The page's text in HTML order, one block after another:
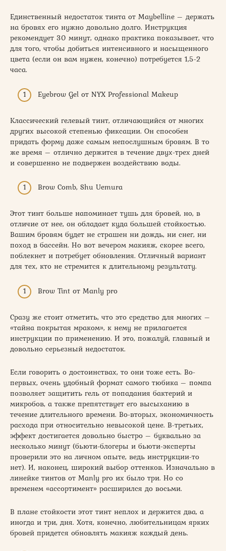
Единственный недостаток тинта от Maybelline – держать
на бровях его нужно довольно долго. Инструкция
рекомендует 30 минут, однако практика показывает, что
для того, чтобы добиться интенсивного и насыщенного
цвета (если он вам нужен, конечно) потребуется 1,5-2
часа.
Eyebrow Gel от NYX Professional Makeup
Классический гелевый тинт, отличающийся от многих
других высокой степенью фиксации. Он способен
придать форму даже самым непослушным бровям. В то
же время – отлично держится в течение двух-трех дней
и совершенно не подвержен воздействию воды.
Brow Comb, Shu Uemura
Этот тинт больше напоминает тушь для бровей, но, в
отличие от нее, он обладает куда большей стойкостью.
Вашим бровям будет не страшен ни дождь, ни снег, ни
поход в бассейн. Но вот вечером макияж, скорее всего,
поблекнет и потребует обновления. Отличный вариант
для тех, кто не стремится к длительному результату.
Brow Tint от Manly pro
Сразу же стоит отметить, что это средство для многих –
«тайна покрытая мраком», к нему не прилагается
инструкции по применению. И это, пожалуй, главный и
довольно серьезный недостаток.
Если говорить о достоинствах, то они тоже есть. Во-
первых, очень удобный формат самого тюбика – помпа
позволяет защитить гель от попадания бактерий и
микробов, а также препятствует его высыханию в
течение длительного времени. Во-вторых, экономичность
расхода при относительно невысокой цене. В-третьих,
эффект достигается довольно быстро – буквально за
несколько минут (бьюти-блогеры и бьюти-эксперты
проверили это на личном опыте, ведь инструкции-то
нет). И, наконец, широкий выбор оттенков. Изначально в
линейке тинтов от Manly pro их было три. Но со
временем «ассортимент» расширился до восьми.
В плане стойкости этот тинт неплох и держится два, а
иногда и три, дня. Хотя, конечно, любительницам ярких
бровей придется обновлять макияж каждый день.